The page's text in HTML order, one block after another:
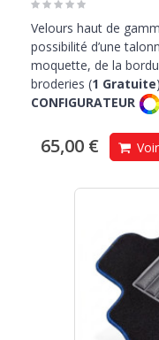
Velours haut de
possibilité d’une
moquette, de la
broderies (1 Gratuite
CONFIGURATEUR
65,00 €